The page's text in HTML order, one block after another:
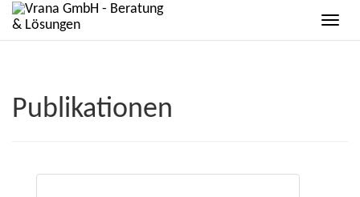
Publikationen